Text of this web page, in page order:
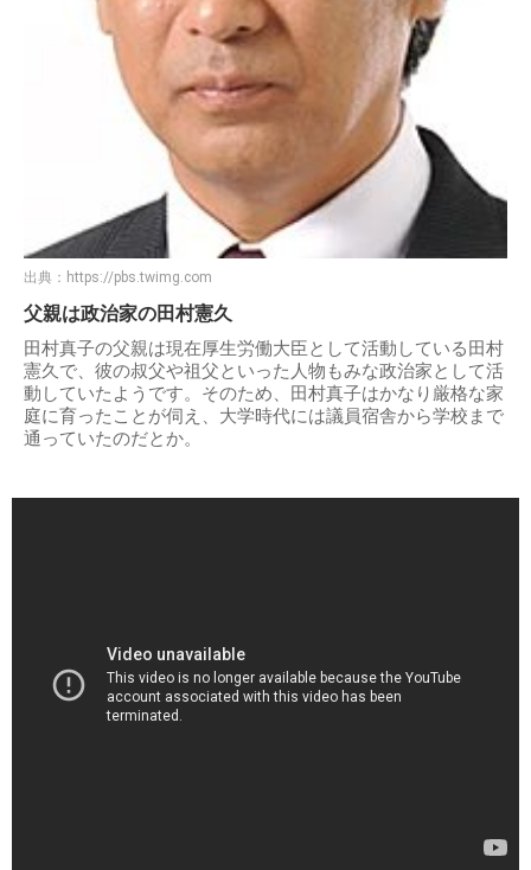
出典： https://pbs.twimg.com
父親は政治家の田村憲久
田村真子の父親は現在厚生労働大臣として活動している田村
憲久で、彼の叔父や祖父といった人物もみな政治家として活
動していたようです。そのため、田村真子はかなり厳格な家
庭に育ったことが伺え、大学時代には議員宿舎から学校まで
通っていたのだとか。